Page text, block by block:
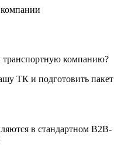
транспортную компанию?
ТК и подготовить пакет
в стандартном B2B-